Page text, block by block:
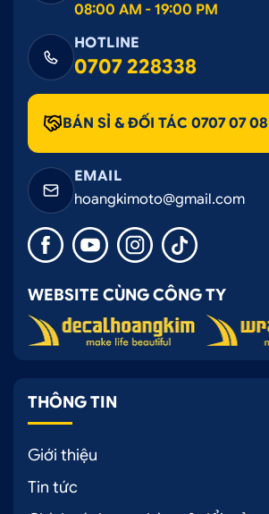
08:00 AM - 19:00 PM
HOTLINE
0707 228338
BÁN SỈ & ĐỐI TÁC 0707 07
EMAIL
hoangkimoto@gmail.com
WEBSITE CÙNG CÔNG TY
THÔNG TIN
Giới thiệu
Tin tức